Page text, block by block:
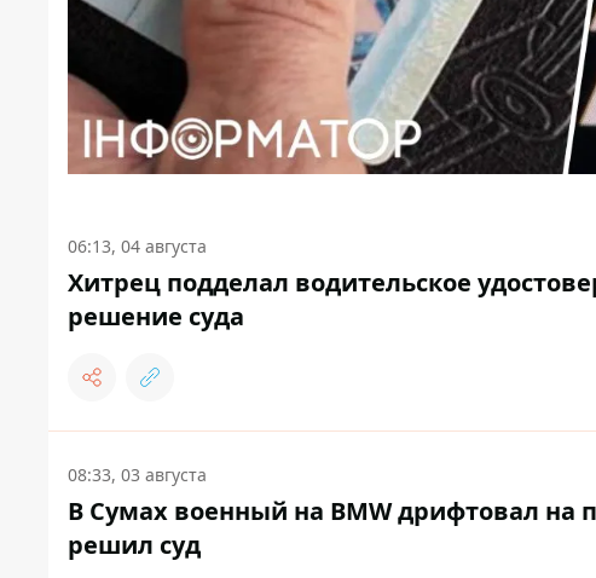
06:13, 04 августа
Хитрец подделал водительское
решение суда
08:33, 03 августа
В Сумах военный на BMW дрифтовал на
решил суд